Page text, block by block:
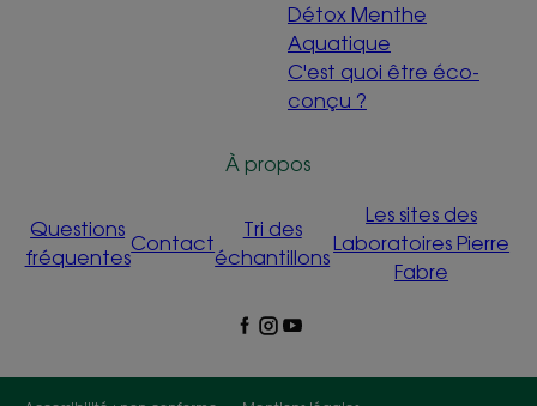
Détox Menthe
Aquatique
C'est quoi être éco-
conçu ?
À propos
Questions
fréquentes
Contact
Tri des
échantillons
Les sites des
Laboratoires Pierre
Fabre